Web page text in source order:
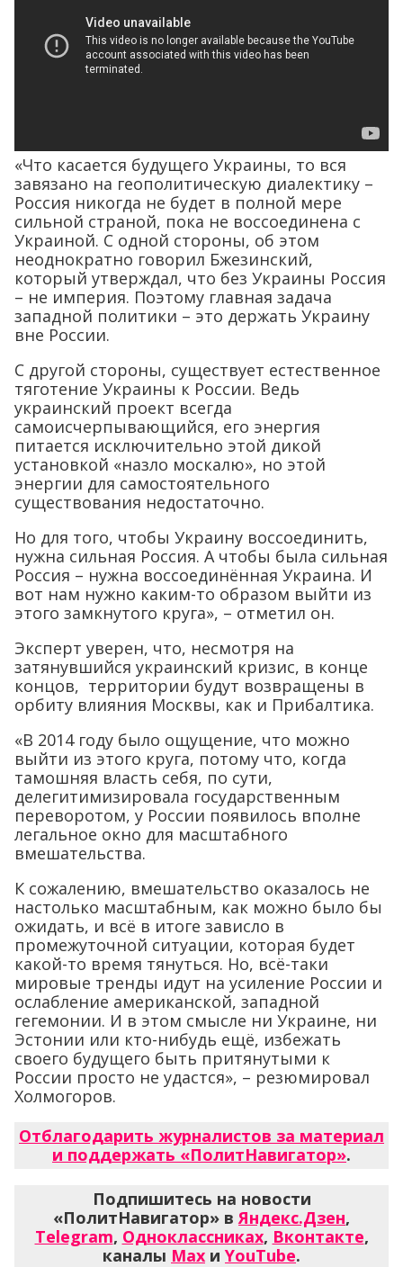
«Что касается будущего Украины, то вся
завязано на геополитическую диалектику –
Россия никогда не будет в полной мере
сильной страной, пока не воссоединена с
Украиной. С одной стороны, об этом
неоднократно говорил Бжезинский,
который утверждал, что без Украины Россия
– не империя. Поэтому главная задача
западной политики – это держать Украину
вне России.
С другой стороны, существует естественное
тяготение Украины к России. Ведь
украинский проект всегда
самоисчерпывающийся, его энергия
питается исключительно этой дикой
установкой «назло москалю», но этой
энергии для самостоятельного
существования недостаточно.
Но для того, чтобы Украину воссоединить,
нужна сильная Россия. А чтобы была сильная
Россия – нужна воссоединённая Украина. И
вот нам нужно каким-то образом выйти из
этого замкнутого круга», – отметил он.
Эксперт уверен, что, несмотря на
затянувшийся украинский кризис, в конце
концов, территории будут возвращены в
орбиту влияния Москвы, как и Прибалтика.
«В 2014 году было ощущение, что можно
выйти из этого круга, потому что, когда
тамошняя власть себя, по сути,
делегитимизировала государственным
переворотом, у России появилось вполне
легальное окно для масштабного
вмешательства.
К сожалению, вмешательство оказалось не
настолько масштабным, как можно было бы
ожидать, и всё в итоге зависло в
промежуточной ситуации, которая будет
какой-то время тянуться. Но, всё-таки
мировые тренды идут на усиление России и
ослабление американской, западной
гегемонии. И в этом смысле ни Украине, ни
Эстонии или кто-нибудь ещё, избежать
своего будущего быть притянутыми к
России просто не удастся», – резюмировал
Холмогоров.
Отблагодарить журналистов за материал
и поддержать «ПолитНавигатор».
Подпишитесь на новости
«ПолитНавигатор» в Яндекс.Дзен,
Telegram, Одноклассниках, Вконтакте,
каналы Max и YouTube.